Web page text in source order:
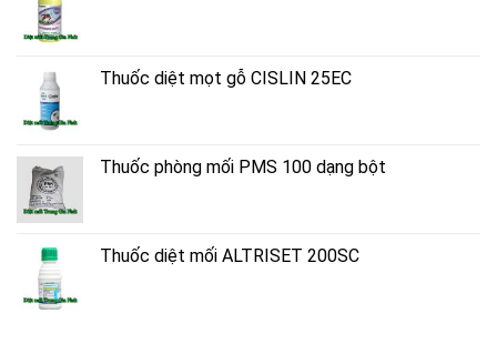
Thuốc diệt mọt gỗ CISLIN 25EC
Thuốc phòng mối PMS 100 dạng bột
Thuốc diệt mối ALTRISET 200SC